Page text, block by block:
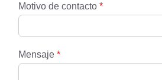
Motivo de contacto *
Mensaje *